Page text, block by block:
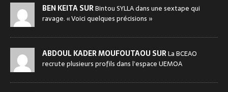
BEN KEITA SURBintou SYLLA dans une sextape qui
ravage. « Voici quelques précisions »
ABDOUL KADER MOUFOUTAOU SURLa BCEAO
recrute plusieurs profils dans l’espace UEMOA